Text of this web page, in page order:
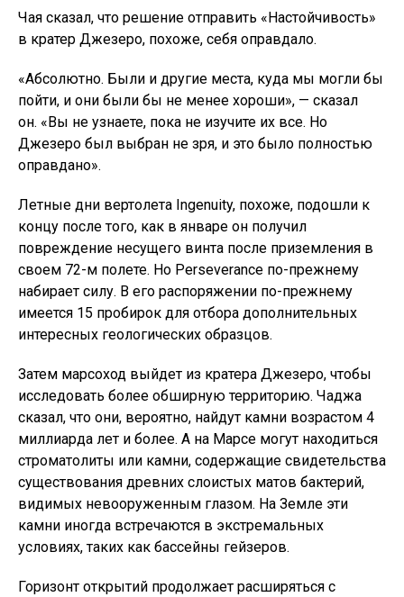
Чая сказал, что решение отправить «Настойчивость»
в кратер Джезеро, похоже, себя оправдало.
«Абсолютно. Были и другие места, куда мы могли бы
пойти, и они были бы не менее хороши», — сказал
он. «Вы не узнаете, пока не изучите их все. Но
Джезеро был выбран не зря, и это было полностью
оправдано».
Летные дни вертолета Ingenuity, похоже, подошли к
концу после того, как в январе он получил
повреждение несущего винта после приземления в
своем 72-м полете. Но Perseverance по-прежнему
набирает силу. В его распоряжении по-прежнему
имеется 15 пробирок для отбора дополнительных
интересных геологических образцов.
Затем марсоход выйдет из кратера Джезеро, чтобы
исследовать более обширную территорию. Чаджа
сказал, что они, вероятно, найдут камни возрастом 4
миллиарда лет и более. А на Марсе могут находиться
строматолиты или камни, содержащие свидетельства
существования древних слоистых матов бактерий,
видимых невооруженным глазом. На Земле эти
камни иногда встречаются в экстремальных
условиях, таких как бассейны гейзеров.
Горизонт открытий продолжает расширяться с